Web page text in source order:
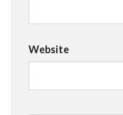
Website